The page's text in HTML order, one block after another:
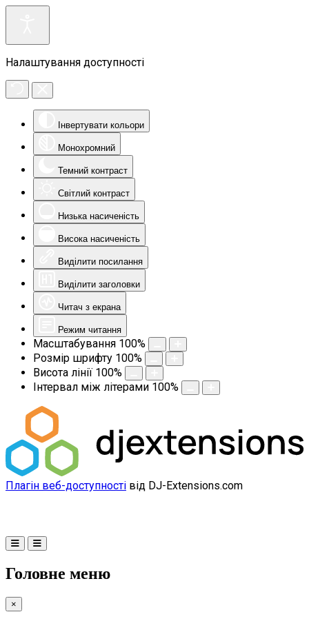
Налаштування доступності
Інвертувати кольори
Монохромний
Темний контраст
Світлий контраст
Низька насиченість
Висока насиченість
Виділити посилання
Виділити заголовки
Читач з екрана
Режим читання
Масштабування 100%
Розмір шрифту 100%
Висота лінії 100%
Інтервал між літерами 100%
Плагін веб-доступності від DJ-Extensions.com
Головне меню
×